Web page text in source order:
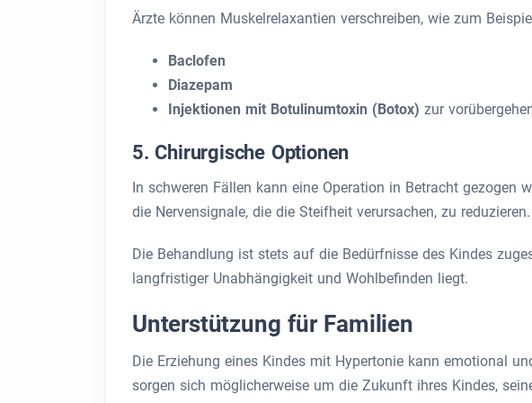
Ärzte können Muskelrelaxantien verschreiben, wie zum
Baclofen
Diazepam
Injektionen mit Botulinumtoxin (Botox) zur
5. Chirurgische Optionen
In schweren Fällen kann eine Operation in Betracht gezogen
die Nervensignale, die die Steifheit verursachen, zu reduzieren.
Die Behandlung ist stets auf die Bedürfnisse des Kindes
langfristiger Unabhängigkeit und Wohlbefinden liegt.
Unterstützung für Familien
Die Erziehung eines Kindes mit Hypertonie kann emotional
sorgen sich möglicherweise um die Zukunft ihres Kindes,